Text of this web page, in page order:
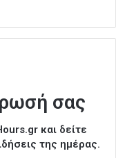
σας
και δείτε
της ημέρας.